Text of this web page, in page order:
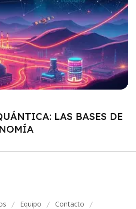
LAS BASES DE
/ Equipo / Contacto /